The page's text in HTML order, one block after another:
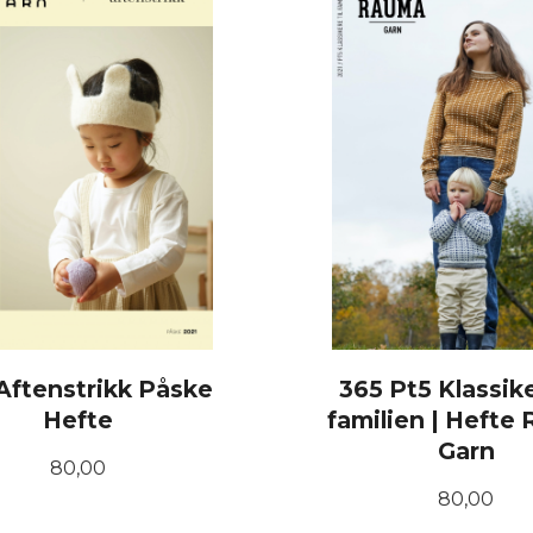
Påske
Hefte
Pris
80,00
365 Pt5
familien | Hefte
Garn
Pris
80,00